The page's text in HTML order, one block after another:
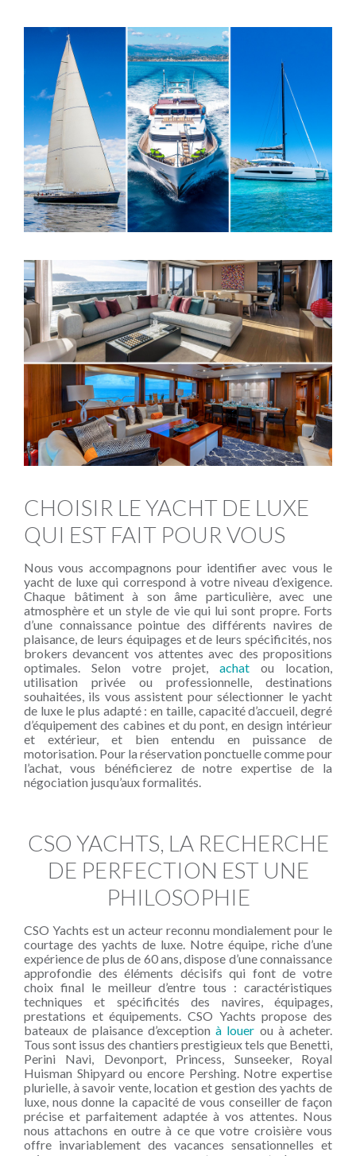
CHOISIR LE YACHT DE LUXE
QUI EST FAIT POUR VOUS
Nous vous accompagnons pour identifier avec vous le
yacht de luxe qui correspond à votre niveau d’exigence.
Chaque bâtiment à son âme particulière, avec une
atmosphère et un style de vie qui lui sont propre. Forts
d’une connaissance pointue des différents navires de
plaisance, de leurs équipages et de leurs spécificités, nos
brokers devancent vos attentes avec des propositions
optimales. Selon votre projet, achat ou location,
utilisation privée ou professionnelle, destinations
souhaitées, ils vous assistent pour sélectionner le yacht
de luxe le plus adapté : en taille, capacité d’accueil, degré
d’équipement des cabines et du pont, en design intérieur
et extérieur, et bien entendu en puissance de
motorisation. Pour la réservation ponctuelle comme pour
l’achat, vous bénéficierez de notre expertise de la
négociation jusqu’aux formalités.
CSO YACHTS, LA RECHERCHE
DE PERFECTION EST UNE
PHILOSOPHIE
CSO Yachts est un acteur reconnu mondialement pour le
courtage des yachts de luxe. Notre équipe, riche d’une
expérience de plus de 60 ans, dispose d’une connaissance
approfondie des éléments décisifs qui font de votre
choix final le meilleur d’entre tous : caractéristiques
techniques et spécificités des navires, équipages,
prestations et équipements. CSO Yachts propose des
bateaux de plaisance d’exception à louer ou à acheter.
Tous sont issus des chantiers prestigieux tels que Benetti,
Perini Navi, Devonport, Princess, Sunseeker, Royal
Huisman Shipyard ou encore Pershing. Notre expertise
plurielle, à savoir vente, location et gestion des yachts de
luxe, nous donne la capacité de vous conseiller de façon
précise et parfaitement adaptée à vos attentes. Nous
nous attachons en outre à ce que votre croisière vous
offre invariablement des vacances sensationnelles et